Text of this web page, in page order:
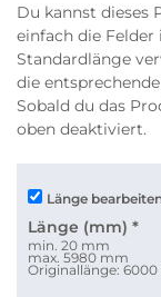
Du kannst dieses
einfach die Felder
Standardlänge
die
Sobald du das
oben deaktiviert.
Länge
Länge (mm) *
min. 20 mm
max. 5980 mm
Originallänge: